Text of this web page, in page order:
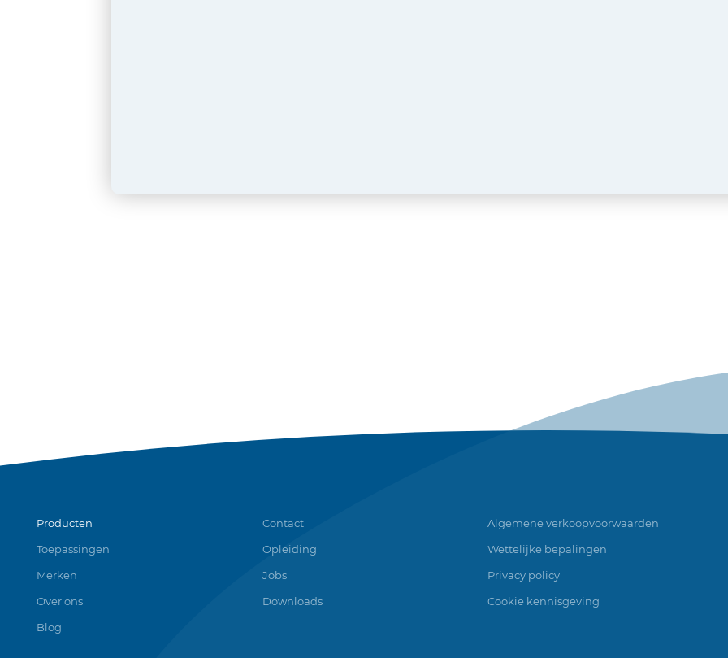
Producten
Toepassingen
Merken
Over ons
Blog
Contact
Opleiding
Jobs
Downloads
Algemene verkoopvoorwaarden
Wettelijke bepalingen
Privacy policy
Cookie kennisgeving